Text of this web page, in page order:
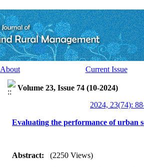
About Current Issue
Volume 23, Issue 74 (10-2024)
2024, 23(74):
Evaluating the performance of urban
Abstract: (2250 Views)